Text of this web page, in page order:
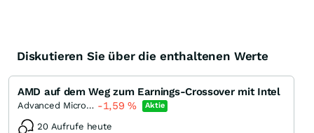
Diskutieren Sie über die enthaltenen Werte
AMD auf dem Weg zum Earnings-Crossover mit Intel
Advanced Micro Devices -1,59% Aktie
20 Aufrufe heute